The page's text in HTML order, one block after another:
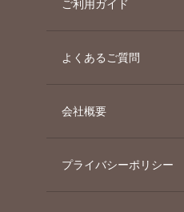
ご利用ガイド
よくあるご質問
会社概要
プライバシーポリシー